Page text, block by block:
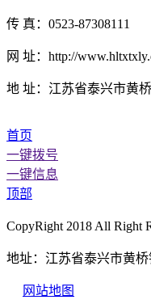
传 真：0523-87308111
网 址：http://
地 址：江苏省泰兴市黄
首页
一键拨号
一键信息
顶部
CopyRight 2018 All
地址：江苏省泰兴市黄桥
网站地图